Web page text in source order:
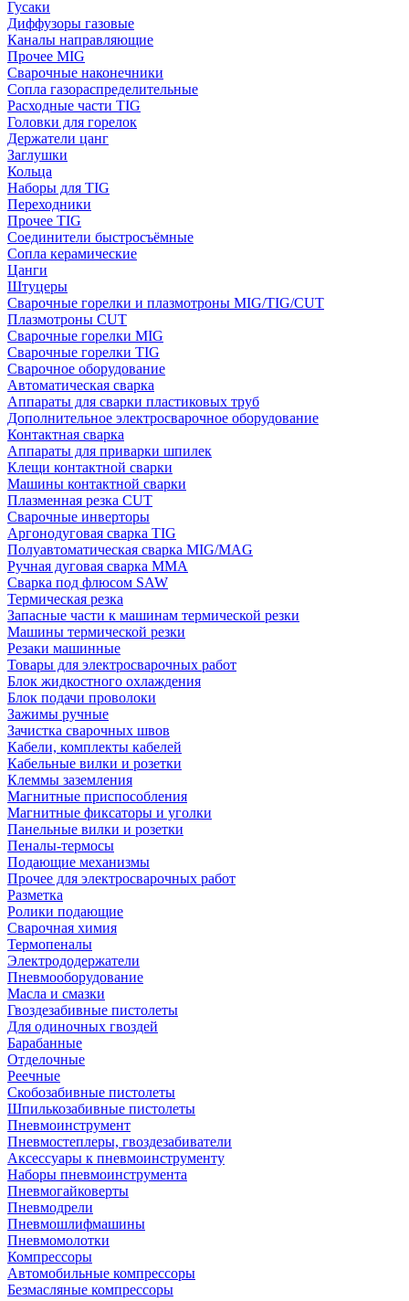
Гусаки
Диффузоры газовые
Каналы направляющие
Прочее MIG
Сварочные наконечники
Сопла газораспределительные
Расходные части TIG
Головки для горелок
Держатели цанг
Заглушки
Кольца
Наборы для TIG
Переходники
Прочее TIG
Соединители быстросъёмные
Сопла керамические
Цанги
Штуцеры
Сварочные горелки и плазмотроны MIG/TIG/CUT
Плазмотроны CUT
Сварочные горелки MIG
Сварочные горелки TIG
Сварочное оборудование
Автоматическая сварка
Аппараты для сварки пластиковых труб
Дополнительное электросварочное оборудование
Контактная сварка
Аппараты для приварки шпилек
Клещи контактной сварки
Машины контактной сварки
Плазменная резка CUT
Сварочные инверторы
Аргонодуговая сварка TIG
Полуавтоматическая сварка MIG/MAG
Ручная дуговая сварка MMA
Сварка под флюсом SAW
Термическая резка
Запасные части к машинам термической резки
Машины термической резки
Резаки машинные
Товары для электросварочных работ
Блок жидкостного охлаждения
Блок подачи проволоки
Зажимы ручные
Зачистка сварочных швов
Кабели, комплекты кабелей
Кабельные вилки и розетки
Клеммы заземления
Магнитные приспособления
Магнитные фиксаторы и уголки
Панельные вилки и розетки
Пеналы-термосы
Подающие механизмы
Прочее для электросварочных работ
Разметка
Ролики подающие
Сварочная химия
Термопеналы
Электрододержатели
Пневмооборудование
Масла и смазки
Гвоздезабивные пистолеты
Для одиночных гвоздей
Барабанные
Отделочные
Реечные
Скобозабивные пистолеты
Шпилькозабивные пистолеты
Пневмоинструмент
Пневмостеплеры, гвоздезабиватели
Аксессуары к пневмоинструменту
Наборы пневмоинструмента
Пневмогайковерты
Пневмодрели
Пневмошлифмашины
Пневмомолотки
Компрессоры
Автомобильные компрессоры
Безмасляные компрессоры